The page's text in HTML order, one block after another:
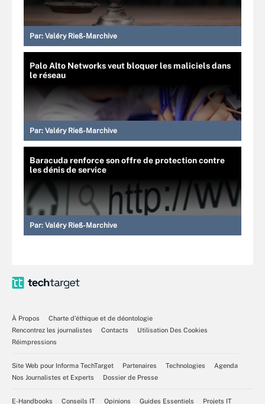
Par: Valéry Rieß-Marchive
Palo Alto Networks veut bloquer les maliciels dans
le réseau
Par: Valéry Rieß-Marchive
Baracuda renforce son offre de protection contre
les dénis de service
Par: Valéry Rieß-Marchive
À Propos
Charte d’éthique et de déontologie
Rencontrez les journalistes
Contacts
Utilisation Des Cookies
Réimpressions
Site Web pour Informa TechTarget Partenaires Technologies
Agenda
Nos Journalistes et Experts
Dossier de Presse
E-Handbooks Conseils IT Opinions Guides Essentiels Projets IT